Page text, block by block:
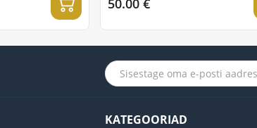
50.00 €
KATEGOORIAD